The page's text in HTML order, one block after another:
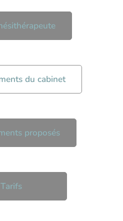
du cabinet
proposés
Tarifs